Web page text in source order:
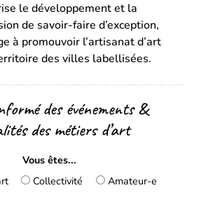
onglet)onglet)
le développement et la
de savoir-faire d’exception,
à promouvoir l’artisanat d’art
des villes labellisées.
des événements &
des métiers d’art
Vous êtes...
Collectivité Amateur-e